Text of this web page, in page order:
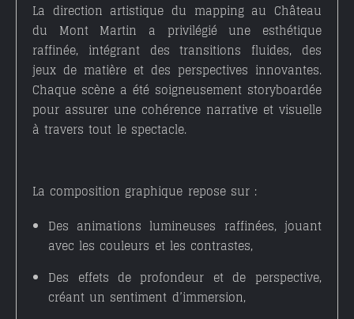
La direction artistique du mapping au Château
du Mont Martin a privilégié une esthétique
raffinée, intégrant des transitions fluides, des
jeux de matière et des perspectives innovantes.
Chaque scène a été soigneusement storyboardée
pour assurer une cohérence narrative et visuelle
à travers tout le spectacle.
La composition graphique repose sur :
Des animations lumineuses raffinées, jouant
avec les couleurs et les contrastes,
Des effets de profondeur et de perspective,
créant un sentiment d’immersion,